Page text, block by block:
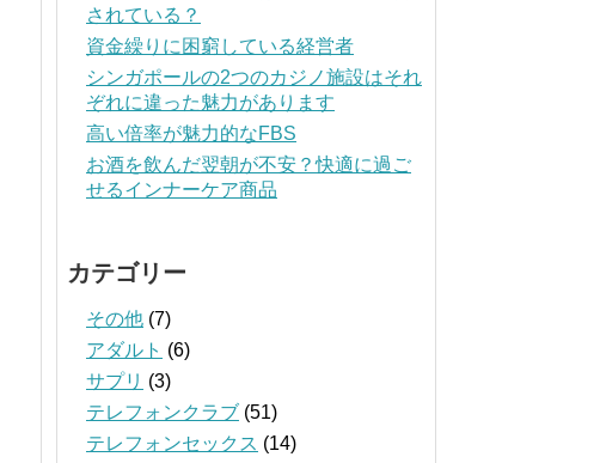
されている？
資金繰りに困窮している経営者
シンガポールの2つのカジノ施設はそれ
ぞれに違った魅力があります
高い倍率が魅力的なFBS
お酒を飲んだ翌朝が不安？快適に過ご
せるインナーケア商品
カテゴリー
その他 (7)
アダルト (6)
サプリ (3)
テレフォンクラブ (51)
テレフォンセックス (14)